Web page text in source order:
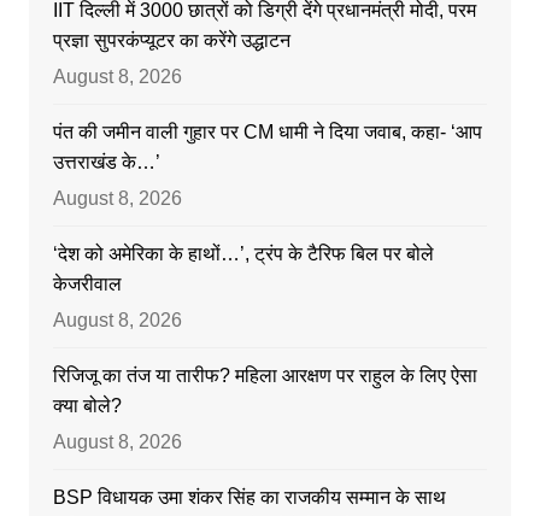
IIT दिल्ली में 3000 छात्रों को डिग्री देंगे प्रधानमंत्री मोदी, परम
प्रज्ञा सुपरकंप्यूटर का करेंगे उद्धाटन
August 8, 2026
पंत की जमीन वाली गुहार पर CM धामी ने दिया जवाब, कहा- ‘आप
उत्तराखंड के…’
August 8, 2026
‘देश को अमेरिका के हाथों…’, ट्रंप के टैरिफ बिल पर बोले
केजरीवाल
August 8, 2026
रिजिजू का तंज या तारीफ? महिला आरक्षण पर राहुल के लिए ऐसा
क्या बोले?
August 8, 2026
BSP विधायक उमा शंकर सिंह का राजकीय सम्मान के साथ